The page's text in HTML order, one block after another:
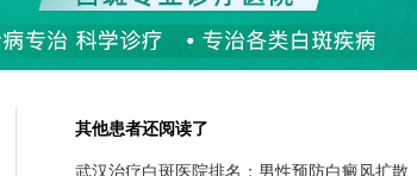
其他患者还阅读了
武汉治疗白斑医院排名：男性预防白癜风扩散